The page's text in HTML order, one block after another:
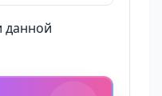
данной